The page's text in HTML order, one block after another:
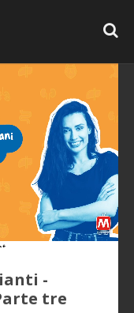
-
tre